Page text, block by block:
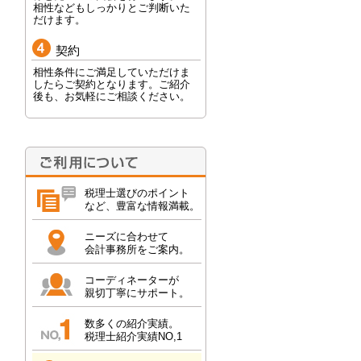
相性などもしっかりとご判断いた
だけます。
契約
相性条件にご満足していただけま
したらご契約となります。ご紹介
後も、お気軽にご相談ください。
税理士選びのポイント
など、豊富な情報満載。
ニーズに合わせて
会計事務所をご案内。
コーディネーターが
親切丁寧にサポート。
数多くの紹介実績。
税理士紹介実績NO,1